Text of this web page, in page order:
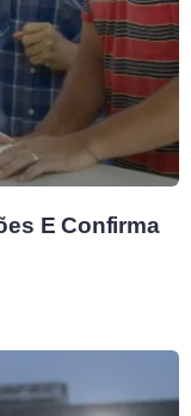
E Confirma